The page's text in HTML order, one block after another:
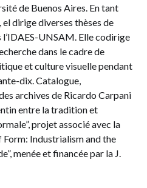
de Buenos Aires. En tant
el dirige diverses thèses de
UNSAM. Elle codirige
dans le cadre de
et culture visuelle pendant
dix. Catalogue,
archives de Ricardo Carpani
entre la tradition et
projet associé avec la
Industrialism and the
menée et financée par la J.